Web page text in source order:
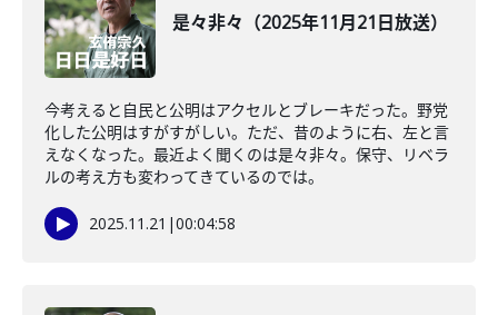
是々非々（2025年11月21日放送）
今考えると自民と公明はアクセルとブレーキだった。野党
化した公明はすがすがしい。ただ、昔のように右、左と言
えなくなった。最近よく聞くのは是々非々。保守、リベラ
ルの考え方も変わってきているのでは。
2025.11.21 |00:04:58